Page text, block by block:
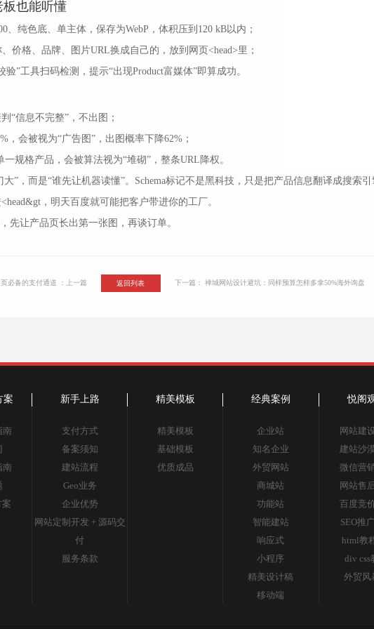
板也能听懂
、纯色底、单主体，保存为WebP，体积压到120 kB以内；
价格、品牌、图片URL换成自己的，放到网页<head>里；
”工具扫码检测，提示“出现Product富媒体”即算成功。
“信息不完整”，不出图；
，会被视为“广告图”，出图概率下降62%；
一规格产品，会被算法视为“堆砌”，整条URL降权。
”，而是“谁先让机器读懂”。Schema标记不是黑科技，只是把产品信息翻译成搜索引
，明天百度就可能把客户带进你的工厂。
先让产品页长出第一张图，再谈订单。
必备的支付通道 ： 上一篇 返回列表 下一篇 ： 禅城网站设计避坑：同样预算怎样多拿50%海外询盘
案
南
南
案
新手上路
支付方式
备案须知
建站流程
Geo业务
企业优势
网站定制开发 + 源码交
付
服务条款
精美模板
精美模板
基础模板
优质成品
经典案例
企业站
知名企业
外贸网站
商城站
功能站
智能建站
响应式
小程序
精美设计稿
移动端
悦阁
网站建
建站沙
微信营
网站售
百度竞
SEO推
html教
div css
外贸风